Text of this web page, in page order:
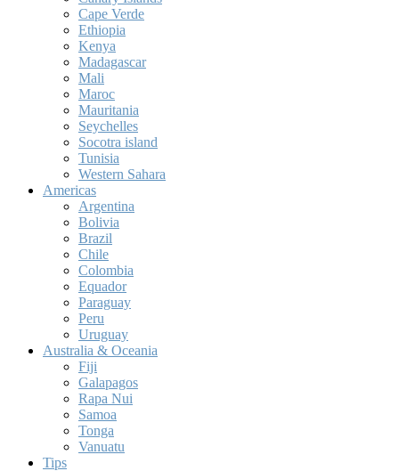
Cape Verde
Ethiopia
Kenya
Madagascar
Mali
Maroc
Mauritania
Seychelles
Socotra island
Tunisia
Western Sahara
Americas
Argentina
Bolivia
Brazil
Chile
Colombia
Equador
Paraguay
Peru
Uruguay
Australia & Oceania
Fiji
Galapagos
Rapa Nui
Samoa
Tonga
Vanuatu
Tips